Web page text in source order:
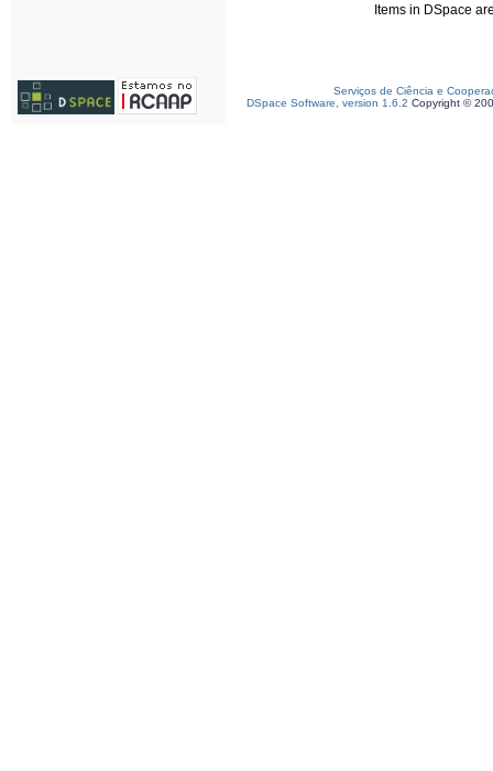
Items in DSpace
Serviços de Ciência e
DSpace Software, version 1.6.2 Copyright ©